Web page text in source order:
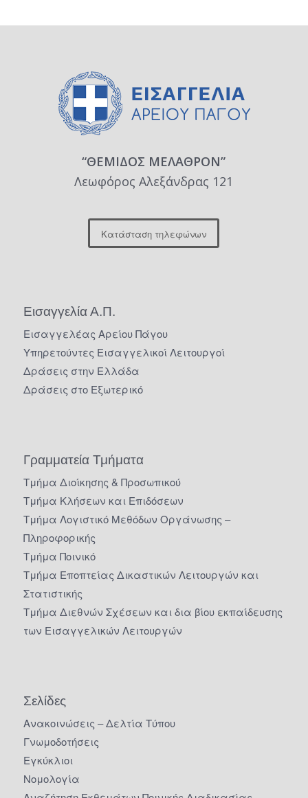
“ΘΕΜΙΔΟΣ ΜΕΛΑΘΡΟΝ”
Λεωφόρος Αλεξάνδρας 121
Κατάσταση τηλεφώνων
Εισαγγελία Α.Π.
Εισαγγελέας Αρείου Πάγου
Υπηρετούντες Εισαγγελικοί Λειτουργοί
Δράσεις στην Ελλάδα
Δράσεις στο Εξωτερικό
Γραμματεία Τμήματα
Τμήμα Διοίκησης & Προσωπικού
Τμήμα Κλήσεων και Επιδόσεων
Τμήμα Λογιστικό Μεθόδων Οργάνωσης –
Πληροφορικής
Τμήμα Ποινικό
Τμήμα Εποπτείας Δικαστικών Λειτουργών και
Στατιστικής
Τμήμα Διεθνών Σχέσεων και δια βίου εκπαίδευσης
των Εισαγγελικών Λειτουργών
Σελίδες
Ανακοινώσεις – Δελτία Τύπου
Γνωμοδοτήσεις
Εγκύκλιοι
Νομολογία